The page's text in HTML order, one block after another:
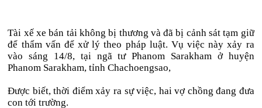
Tài xế xe bán tải không bị thương và đã bị cảnh sát tạm giữ
để thẩm vấn để xử lý theo pháp luật. Vụ việc này xảy ra
vào sáng 14/8, tại ngã tư Phanom Sarakham ở huyện
Phanom Sarakham, tỉnh Chachoengsao,
Được biết, thời điểm xảy ra sự việc, hai vợ chồng đang đưa
con tới trường.